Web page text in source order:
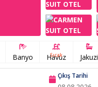
Banyo Sıcak
Havuz Jakuzi
Çıkış Tarihi